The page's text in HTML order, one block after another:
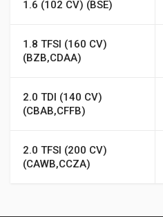
1.6 (102 CV) (BSE)
1.8 TFSI (160 CV)
(BZB,CDAA)
2.0 TDI (140 CV)
(CBAB,CFFB)
2.0 TFSI (200 CV)
(CAWB,CCZA)